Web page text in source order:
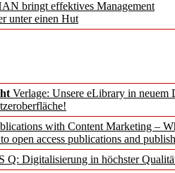
bringt effektives Management
unter einen Hut
Verlage: Unsere eLibrary in neuem
with Content Marketing –
open access publications and
Q: Digitalisierung in höchster